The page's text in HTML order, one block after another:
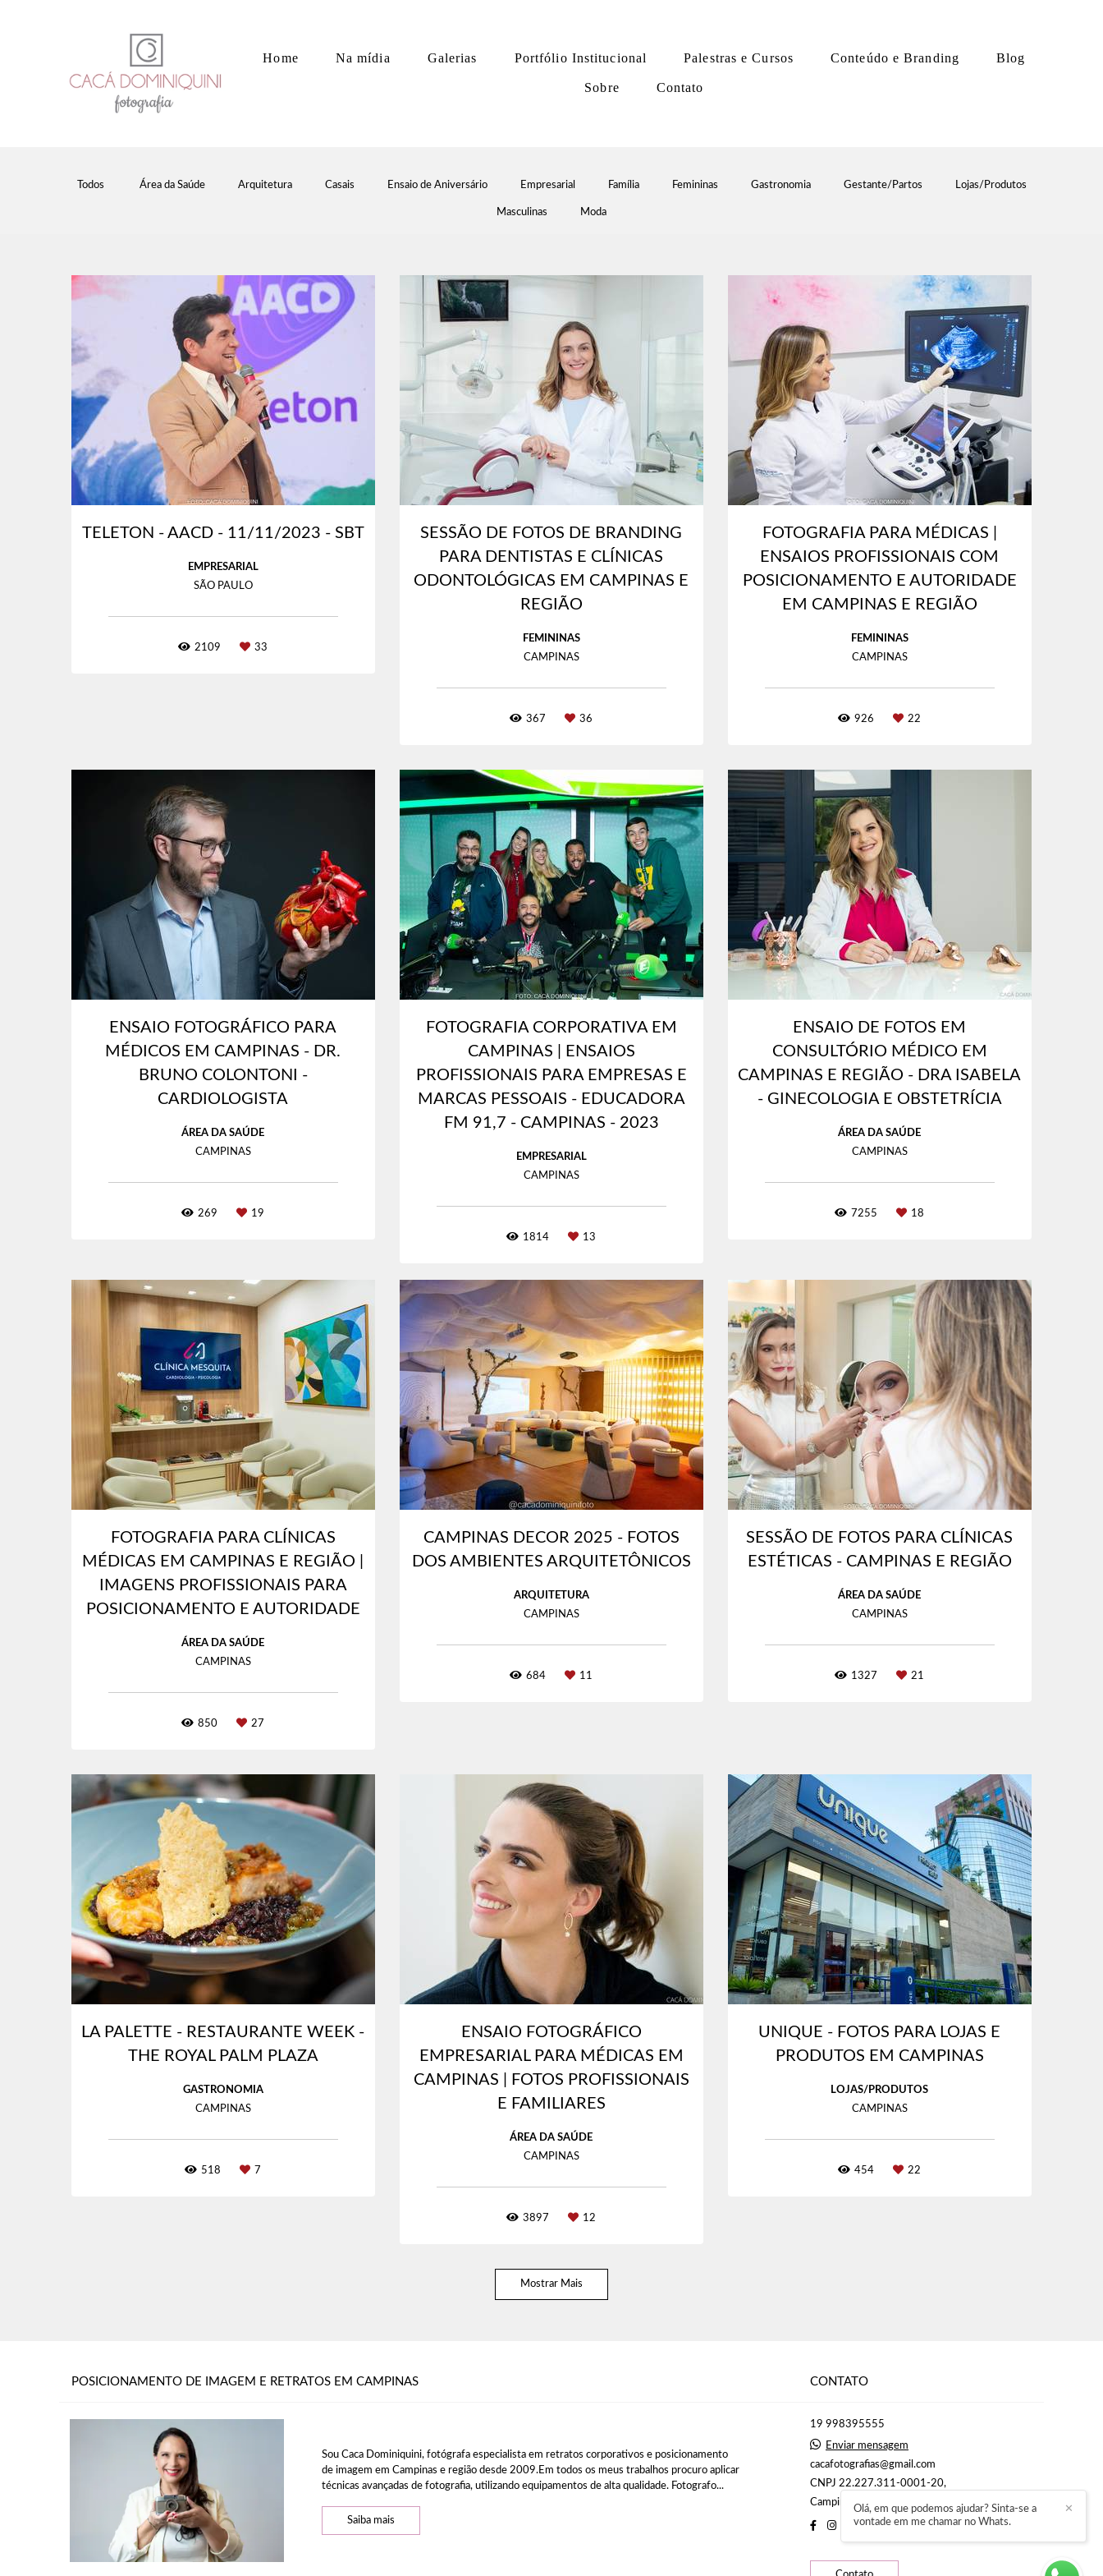
Home Na mídia Galerias Portfólio Institucional Palestras e Cursos Conteúdo e Branding Blog
Sobre Contato
Todos Área da Saúde Arquitetura Casais Ensaio de Aniversário Empresarial Família Femininas Gastronomia Gestante/Partos Lojas/Produtos
Masculinas Moda
TELETON - AACD - 11/11/2023 - SBT
EMPRESARIAL
SÃO PAULO
2109 33
SESSÃO DE FOTOS DE BRANDING
PARA DENTISTAS E CLÍNICAS
ODONTOLÓGICAS EM CAMPINAS E
REGIÃO
FEMININAS
CAMPINAS
367 36
FOTOGRAFIA PARA MÉDICAS |
ENSAIOS PROFISSIONAIS COM
POSICIONAMENTO E AUTORIDADE
EM CAMPINAS E REGIÃO
FEMININAS
CAMPINAS
926 22
ENSAIO FOTOGRÁFICO PARA
MÉDICOS EM CAMPINAS - DR.
BRUNO COLONTONI -
CARDIOLOGISTA
ÁREA DA SAÚDE
CAMPINAS
269 19
FOTOGRAFIA CORPORATIVA EM
CAMPINAS | ENSAIOS
PROFISSIONAIS PARA EMPRESAS E
MARCAS PESSOAIS - EDUCADORA
FM 91,7 - CAMPINAS - 2023
EMPRESARIAL
CAMPINAS
1814 13
ENSAIO DE FOTOS EM
CONSULTÓRIO MÉDICO EM
CAMPINAS E REGIÃO - DRA ISABELA
- GINECOLOGIA E OBSTETRÍCIA
ÁREA DA SAÚDE
CAMPINAS
7255 18
FOTOGRAFIA PARA CLÍNICAS
MÉDICAS EM CAMPINAS E REGIÃO |
IMAGENS PROFISSIONAIS PARA
POSICIONAMENTO E AUTORIDADE
ÁREA DA SAÚDE
CAMPINAS
850 27
CAMPINAS DECOR 2025 - FOTOS
DOS AMBIENTES ARQUITETÔNICOS
ARQUITETURA
CAMPINAS
684 11
SESSÃO DE FOTOS PARA CLÍNICAS
ESTÉTICAS - CAMPINAS E REGIÃO
ÁREA DA SAÚDE
CAMPINAS
1327 21
LA PALETTE - RESTAURANTE WEEK -
THE ROYAL PALM PLAZA
GASTRONOMIA
CAMPINAS
518 7
ENSAIO FOTOGRÁFICO
EMPRESARIAL PARA MÉDICAS EM
CAMPINAS | FOTOS PROFISSIONAIS
E FAMILIARES
ÁREA DA SAÚDE
CAMPINAS
3897 12
UNIQUE - FOTOS PARA LOJAS E
PRODUTOS EM CAMPINAS
LOJAS/PRODUTOS
CAMPINAS
454 22
Mostrar Mais
POSICIONAMENTO DE IMAGEM E RETRATOS EM CAMPINAS
Sou Caca Dominiquini, fotógrafa especialista em retratos corporativos e posicionamento
de imagem em Campinas e região desde 2009.Em todos os meus trabalhos procuro aplicar
técnicas avançadas de fotografia, utilizando equipamentos de alta qualidade. Fotografo...
Saiba mais
CONTATO
19 998395555
Enviar mensagem
cacafotografias@gmail.com
CNPJ 22.227.311-0001-20,
Campinas / São Paulo
✕
Olá, em que podemos ajudar? Sinta-se a
vontade em me chamar no Whats.